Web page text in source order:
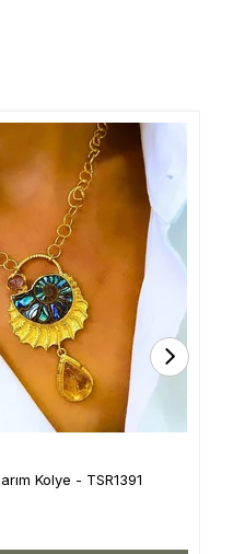
Kolye - TSR1391